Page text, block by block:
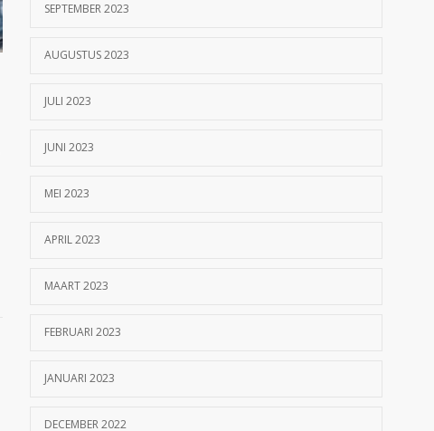
SEPTEMBER 2023
AUGUSTUS 2023
JULI 2023
JUNI 2023
MEI 2023
APRIL 2023
MAART 2023
FEBRUARI 2023
JANUARI 2023
DECEMBER 2022